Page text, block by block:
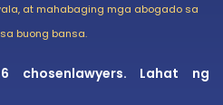
at mahabaging mga abogado sa
buong bansa.
chosenlawyers. Lahat ng